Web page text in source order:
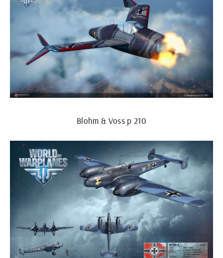
Blohm & Voss p 210